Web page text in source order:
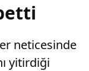
neticesinde
yitirdiği